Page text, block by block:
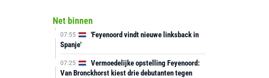
Net binnen
07:55
'Feyenoord vindt nieuwe linksback in
Spanje'
07:25
Vermoedelijke opstelling Feyenoord:
Van Bronckhorst kiest drie debutanten tegen